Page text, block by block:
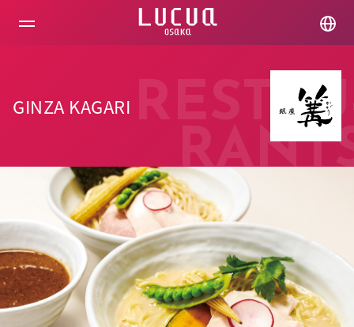
GINZA KAGARI